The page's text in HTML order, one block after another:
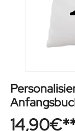
Blumen
14,90€